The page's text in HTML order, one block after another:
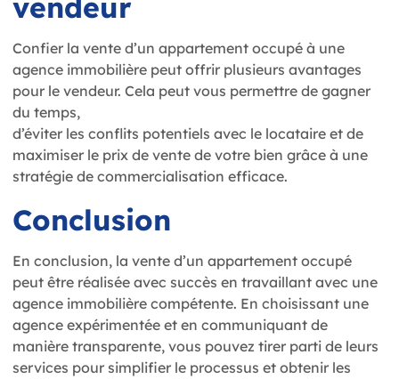
vendeur
Confier la vente d’un appartement occupé à une
agence immobilière peut offrir plusieurs avantages
pour le vendeur. Cela peut vous permettre de gagner
du temps,
d’éviter les conflits potentiels avec le locataire et de
maximiser le prix de vente de votre bien grâce à une
stratégie de commercialisation efficace.
Conclusion
En conclusion, la vente d’un appartement occupé
peut être réalisée avec succès en travaillant avec une
agence immobilière compétente. En choisissant une
agence expérimentée et en communiquant de
manière transparente, vous pouvez tirer parti de leurs
services pour simplifier le processus et obtenir les